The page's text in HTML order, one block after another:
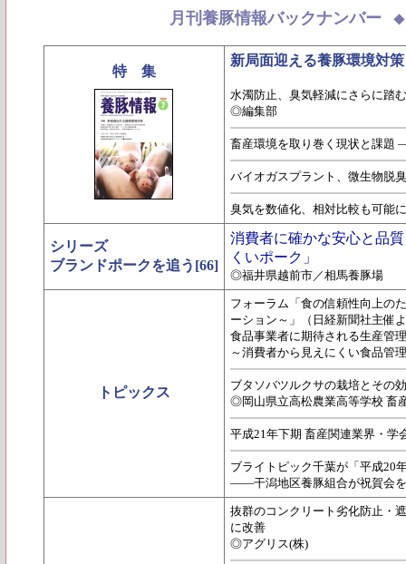
月刊養豚情報バックナンバー
特 集
新局面迎える養豚環境対策
水濁防止、臭気軽減にさらに踏
◎編集部
畜産環境を取り巻く現状と課題
バイオガスプラント、微生物脱
臭気を数値化、相対比較も可
シリーズ
ブランドポークを追う[66]
消費者に確かな安心と品
くいポーク」
◎福井県越前市／相馬養豚場
トピックス
フォーラム「食の信頼性向上の
ーション～」（日経新聞社主催
食品事業者に期待される生産管
～消費者から見えにくい食品管
ブタソバツルクサの栽培とその
◎岡山県立高松農業高等学校 畜
平成21年下期 畜産関連業界・学
ブライトピック千葉が「平成20
――干潟地区養豚組合が祝賀会
抜群のコンクリート劣化防止・
に改善
◎アグリス(株)